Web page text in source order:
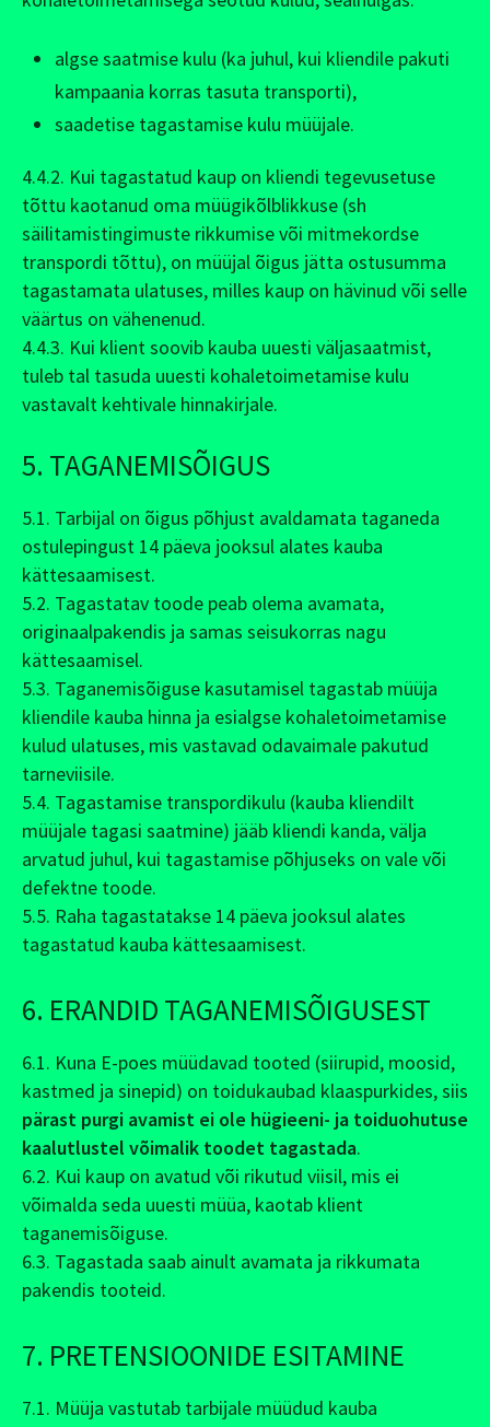
algse saatmise kulu (ka juhul, kui kliendile pakuti
kampaania korras tasuta transporti),
saadetise tagastamise kulu müüjale.
4.4.2. Kui tagastatud kaup on kliendi tegevusetuse
tõttu kaotanud oma müügikõlblikkuse (sh
säilitamistingimuste rikkumise või mitmekordse
transpordi tõttu), on müüjal õigus jätta ostusumma
tagastamata ulatuses, milles kaup on hävinud või selle
väärtus on vähenenud.
4.4.3. Kui klient soovib kauba uuesti väljasaatmist,
tuleb tal tasuda uuesti kohaletoimetamise kulu
vastavalt kehtivale hinnakirjale.
5. TAGANEMISÕIGUS
5.1. Tarbijal on õigus põhjust avaldamata taganeda
ostulepingust 14 päeva jooksul alates kauba
kättesaamisest.
5.2. Tagastatav toode peab olema avamata,
originaalpakendis ja samas seisukorras nagu
kättesaamisel.
5.3. Taganemisõiguse kasutamisel tagastab müüja
kliendile kauba hinna ja esialgse kohaletoimetamise
kulud ulatuses, mis vastavad odavaimale pakutud
tarneviisile.
5.4. Tagastamise transpordikulu (kauba kliendilt
müüjale tagasi saatmine) jääb kliendi kanda, välja
arvatud juhul, kui tagastamise põhjuseks on vale või
defektne toode.
5.5. Raha tagastatakse 14 päeva jooksul alates
tagastatud kauba kättesaamisest.
6. ERANDID TAGANEMISÕIGUSEST
6.1. Kuna E-poes müüdavad tooted (siirupid, moosid,
kastmed ja sinepid) on toidukaubad klaaspurkides, siis
pärast purgi avamist ei ole hügieeni- ja toiduohutuse
kaalutlustel võimalik toodet tagastada.
6.2. Kui kaup on avatud või rikutud viisil, mis ei
võimalda seda uuesti müüa, kaotab klient
taganemisõiguse.
6.3. Tagastada saab ainult avamata ja rikkumata
pakendis tooteid.
7. PRETENSIOONIDE ESITAMINE
7.1. Müüja vastutab tarbijale müüdud kauba